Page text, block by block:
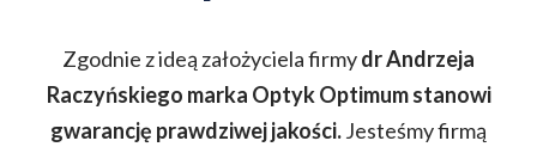
Zgodnie z ideą założyciela firmydr Andrzeja
Raczyńskiego marka Optyk Optimum stanowi
gwarancję prawdziwej jakości.Jesteśmy firmą